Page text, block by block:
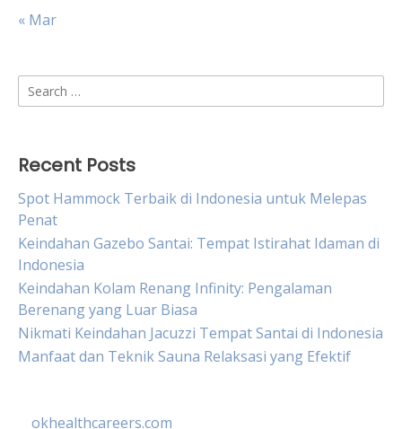
« Mar
Search
for:
Recent Posts
Spot Hammock Terbaik di Indonesia untuk Melepas
Penat
Keindahan Gazebo Santai: Tempat Istirahat Idaman di
Indonesia
Keindahan Kolam Renang Infinity: Pengalaman
Berenang yang Luar Biasa
Nikmati Keindahan Jacuzzi Tempat Santai di Indonesia
Manfaat dan Teknik Sauna Relaksasi yang Efektif
okhealthcareers.com